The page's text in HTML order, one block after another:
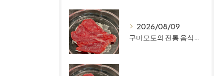
2026/08/09
구마모토의 전통 음식 후쿠오카 최고의 레스토랑을 찾고 계신가요? ‘마이즈루 키친’에서 정통의 무첨가 오마카세를 만나보세요.